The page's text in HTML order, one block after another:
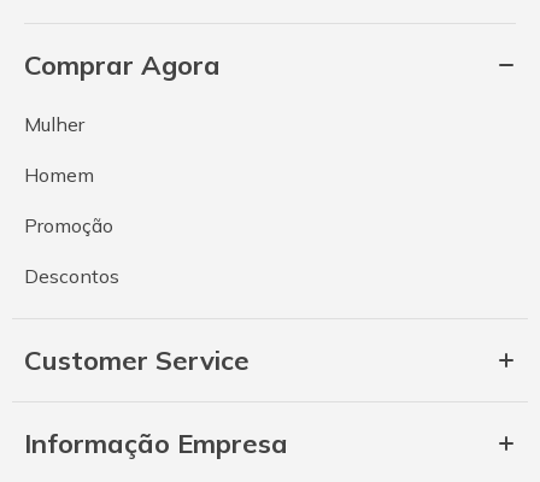
Comprar Agora
Mulher
Homem
Promoção
Descontos
Customer Service
Informação Empresa